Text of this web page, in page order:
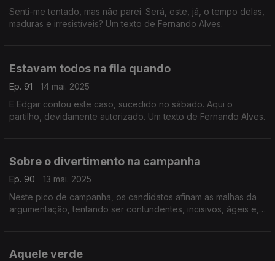
Senti-me tentado, mas não parei. Será, este, já, o tempo delas,
maduras e irresistíveis? Um texto de Fernando Alves.
Estavam todos na fila quando
Ep. 91
14 mai. 2025
E Edgar contou este caso, sucedido no sábado. Aqui o
partilho, devidamente autorizado. Um texto de Fernando Alves.
Sobre o divertimento na campanha
Ep. 90
13 mai. 2025
Neste pico de campanha, os candidatos afinam as malhas da
argumentação, tentando ser contundentes, incisivos, ágeis e,
Aquele verde